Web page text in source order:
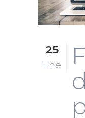
25
Ene